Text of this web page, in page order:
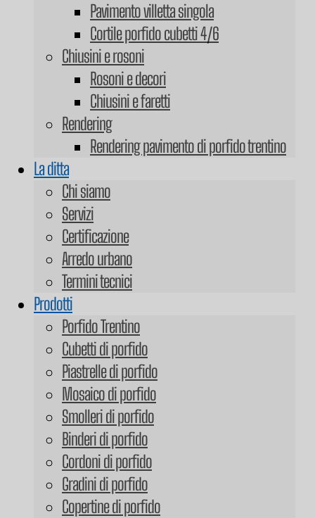
Pavimento villetta singola
Cortile porfido cubetti 4/6
Chiusini e rosoni
Rosoni e decori
Chiusini e faretti
Rendering
Rendering pavimento di porfido trentino
La ditta
Chi siamo
Servizi
Certificazione
Arredo urbano
Termini tecnici
Prodotti
Porfido Trentino
Cubetti di porfido
Piastrelle di porfido
Mosaico di porfido
Smolleri di porfido
Binderi di porfido
Cordoni di porfido
Gradini di porfido
Copertine di porfido